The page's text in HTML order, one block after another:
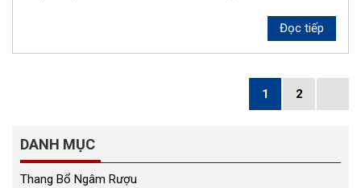
DANH MỤC
Thang Bổ Ngâm Rượu
Đọc tiếp
1 2